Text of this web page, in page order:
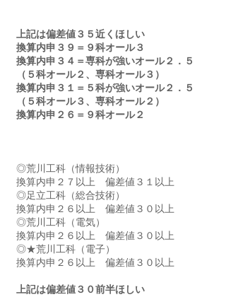
上記は偏差値３５近くほしい
換算内申３９＝９科オール３
換算内申３４＝専科が強いオール２．５
（５科オール２、専科オール３）
換算内申３１＝５科が強いオール２．５
（５科オール３、専科オール２）
換算内申２６＝９科オール２
◎荒川工科（情報技術）
換算内申２７以上　偏差値３１以上
◎足立工科（総合技術）
換算内申２６以上　偏差値３０以上
◎荒川工科（電気）
換算内申２６以上　偏差値３０以上
◎★荒川工科（電子）
換算内申２６以上　偏差値３０以上
上記は偏差値３０前半ほしい